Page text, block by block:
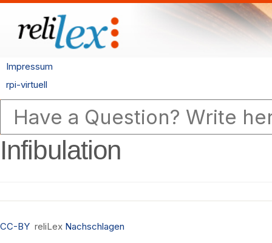
Impressum
rpi-virtuell
Infibulation
CC-BY reliLex Nachschlagen